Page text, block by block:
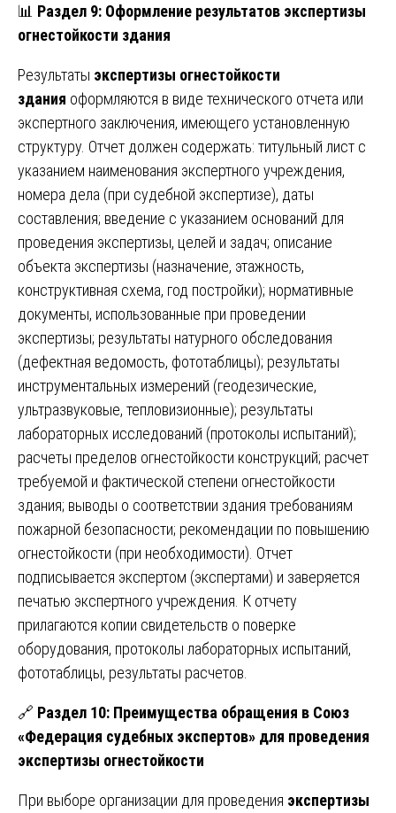
📊 Раздел 9: Оформление результатов экспертизы
огнестойкости здания
Результаты экспертизы огнестойкости
здания оформляются в виде технического отчета или
экспертного заключения, имеющего установленную
структуру. Отчет должен содержать: титульный лист с
указанием наименования экспертного учреждения,
номера дела (при судебной экспертизе), даты
составления; введение с указанием оснований для
проведения экспертизы, целей и задач; описание
объекта экспертизы (назначение, этажность,
конструктивная схема, год постройки); нормативные
документы, использованные при проведении
экспертизы; результаты натурного обследования
(дефектная ведомость, фототаблицы); результаты
инструментальных измерений (геодезические,
ультразвуковые, тепловизионные); результаты
лабораторных исследований (протоколы испытаний);
расчеты пределов огнестойкости конструкций; расчет
требуемой и фактической степени огнестойкости
здания; выводы о соответствии здания требованиям
пожарной безопасности; рекомендации по повышению
огнестойкости (при необходимости). Отчет
подписывается экспертом (экспертами) и заверяется
печатью экспертного учреждения. К отчету
прилагаются копии свидетельств о поверке
оборудования, протоколы лабораторных испытаний,
фототаблицы, результаты расчетов.
🔗 Раздел 10: Преимущества обращения в Союз
«Федерация судебных экспертов» для проведения
экспертизы огнестойкости
При выборе организации для проведения экспертизы